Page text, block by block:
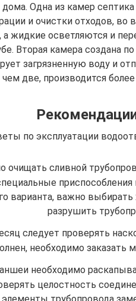
дома. Одна из камер
и очистки отходов,
а жидкие осветляются и
Вторая камера создана
загрязненную воду и
две, производится
по эксплуатации
очищать сливной
варианта, важно
разрушить
следует проверять
необходимо заказать
необходимо
целостность